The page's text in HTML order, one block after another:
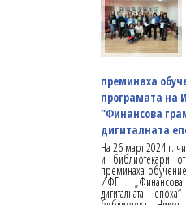
преминаха
програмата на
"Финансова
дигиталната
На 26 март 2024 г.
и библиотекари
преминаха
ИФГ
дигиталната